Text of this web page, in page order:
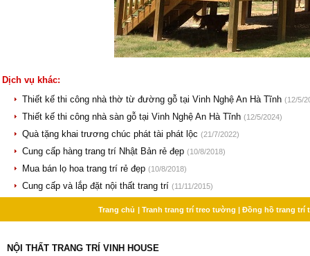
Dịch vụ khác:
Thiết kế thi công nhà thờ từ đường gỗ tại Vinh Nghệ An Hà Tĩnh (12/5/
Thiết kế thi công nhà sàn gỗ tại Vinh Nghệ An Hà Tĩnh (12/5/2024)
Quà tặng khai trương chúc phát tài phát lộc (21/7/2022)
Cung cấp hàng trang trí Nhật Bản rẻ đẹp (10/8/2018)
Mua bán lọ hoa trang trí rẻ đẹp (10/8/2018)
Cung cấp và lắp đặt nội thất trang trí (11/11/2015)
Trang chủ | Tranh trang trí treo tường | Đồng hồ trang trí
NỘI THẤT TRANG TRÍ VINH HOUSE